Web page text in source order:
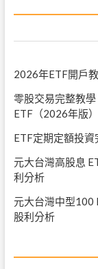
2026年ETF開戶
零股交易完整教
ETF（2026年版）
ETF定期定額投
元大台灣高股息
利分析
元大台灣中型100
股利分析